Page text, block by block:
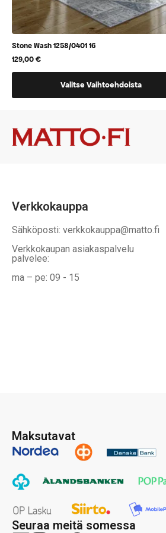
Stone Wash 1258/0401 16
129,00€
Valitse Vaihtoehdoista
tuotteella
useampi
muunnelma.
tuotteen
Verkkokauppa
Sähköposti: verkkokauppa@matto.fi
Verkkokaupan asiakaspalvelu
palvelee:
ma – pe: 09 - 15
Maksutavat
Seuraa meitä somessa